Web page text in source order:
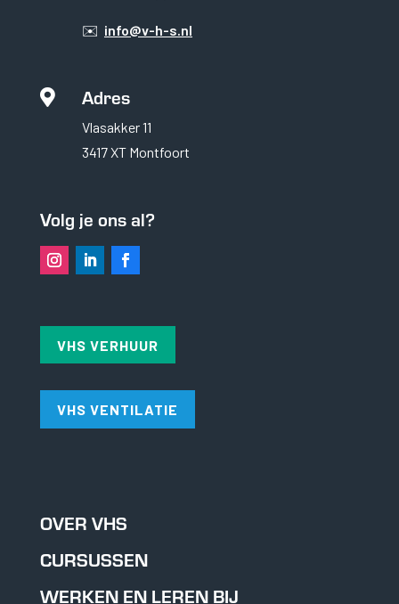
✉️ info@v-h-s.nl
 Adres
Vlasakker 11
3417 XT Montfoort
Volg je ons al?
VHS VERHUUR
VHS VENTILATIE
OVER VHS
CURSUSSEN
WERKEN EN LEREN BIJ